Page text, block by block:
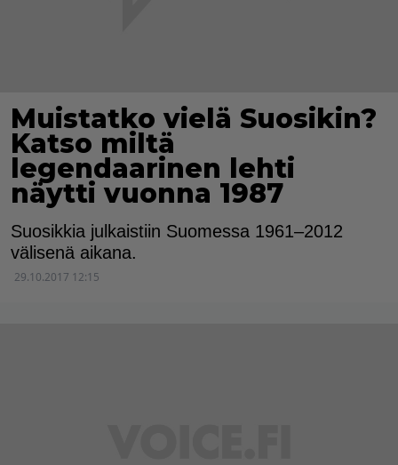
Muistatko vielä Suosikin?
Katso miltä
legendaarinen lehti
näytti vuonna 1987
Suosikkia julkaistiin Suomessa 1961–2012
välisenä aikana.
29.10.2017 12:15